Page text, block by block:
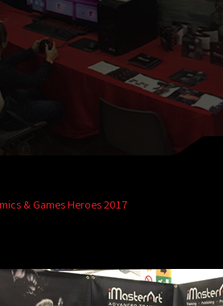
& Games Heroes 2017